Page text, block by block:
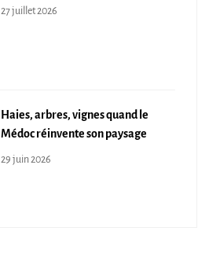
27 juillet 2026
Haies, arbres, vignes quand le
Médoc réinvente son paysage
29 juin 2026